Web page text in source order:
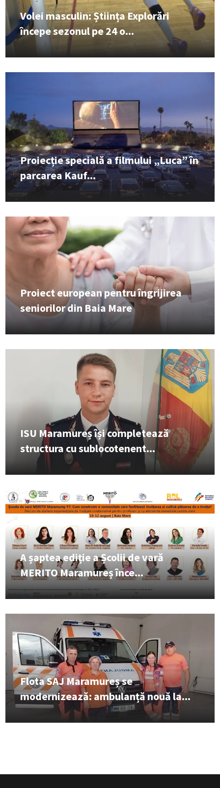
Volei masculin: Știința Explorări
începe sezonul pe 24 o...
Proiecție specială a filmului „Luca” în
parcarea Kauf...
Proiect european pentru îngrijirea
seniorilor din Baia Mare
ISU Maramureș își completează
structura cu sublocotenent...
A șaptea ediție a Școlii de vară
MERITO Maramureș înce...
Flota SAJ Maramureș se
modernizează: ambulanță nouă la...